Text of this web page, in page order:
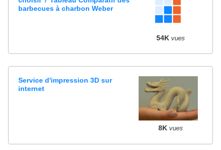
barbecues à charbon Weber
54K vues
Service d'impression 3D sur
internet
8K vues